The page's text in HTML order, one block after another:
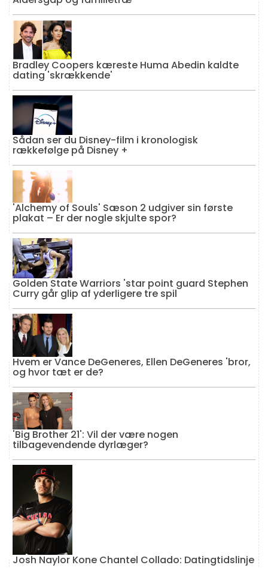
Bradley Coopers kæreste Huma Abedin kaldte
dating 'skrækkende'
Sådan ser du Disney-film i kronologisk
rækkefølge på Disney +
'Alchemy of Souls' Sæson 2 udgiver sin første
plakat – Er der nogle skjulte spor?
Golden State Warriors 'star point guard Stephen
Curry går glip af yderligere tre spil
Hvem er Vance DeGeneres, Ellen DeGeneres 'bror,
og hvor tæt er de?
'Big Brother 21': Vil der være nogen
tilbagevendende dyrlæger?
Josh Naylor Kone Chantel Collado: Datingtidslinje